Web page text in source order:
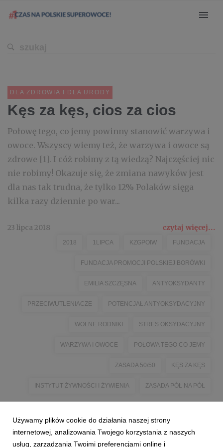
DLA ZDROWIA I DLA URODY
Kęs za kęs, cios za cios
Połowę tego, co jemy powinny stanowić warzywa i
owoce. Wszyscy wiemy też, że warzywa i owoce są
zdrowe [1]. I cóż robimy z tą wiedzą? Najczęściej nic
nie robimy! Okazuje się, że zmiana nawyków jest
dla nas tak trudna, że tylko 12% Polaków sięga
kilka razy dziennie po war...
23 lipca 2018 czytaj więcej...
2018 1LIPCA KZGPOIW FUNDACJA
FUNDACJA PROMOCJI POLSKIEJ BORÓWKI
EMILIA SZCZĘSNA ANTYOKSYDANTY
PRZECIWUTLENIACZE POTENCJAŁ ANTYOKSYDACYJNY
WOLNE RODNIKI STRES OKSYDACYJNY
WARZYWA I OWOCE POŁOWA TEGO CO JEMY
ZASADA 50/50 KĘS ZA KĘS
INSTYTUT ŻYWNOŚCI I ŻYWIENIA ZASADA PÓŁ NA PÓŁ
Używamy plików cookie do działania naszej strony
internetowej, analizowania Twojego korzystania z naszych
usług, zarządzania Twoimi preferencjami online i